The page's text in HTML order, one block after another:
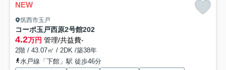
NEW
筑西市玉戸
コーポ玉戸西原2号館202
4.2万円 管理/共益費-
2階 / 43.07㎡ / 2DK /築38年
水戸線「下館」駅 徒歩46分